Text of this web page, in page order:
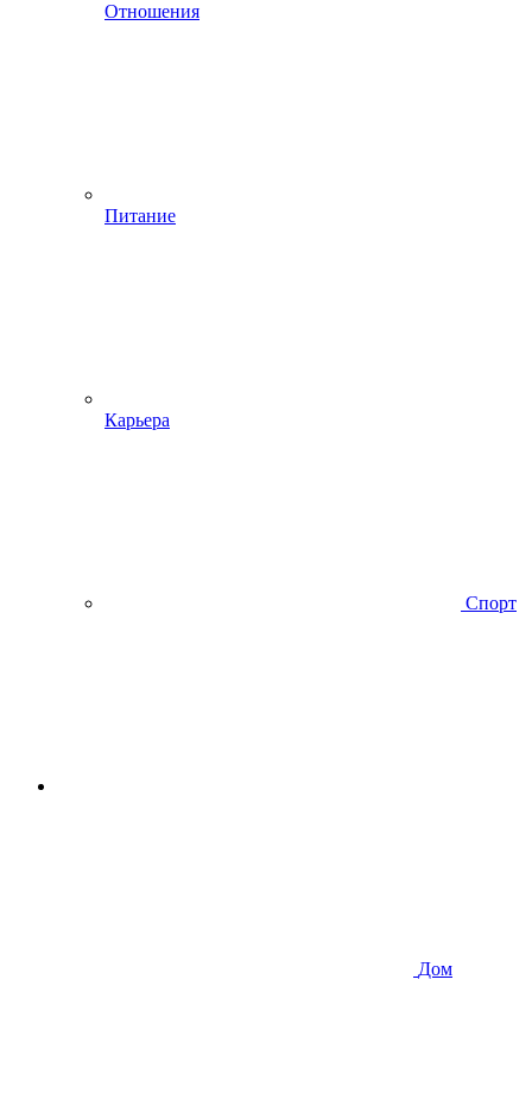
Отношения
Питание
Карьера
Спорт
Дом